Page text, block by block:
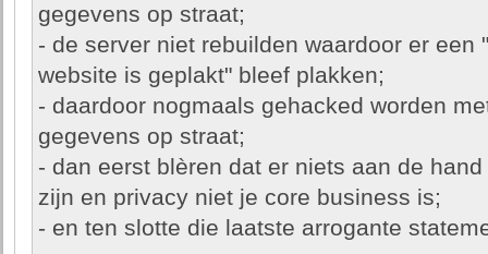
gegevens op straat;
- de server niet rebuilden waardoor er een
website is geplakt" bleef plakken;
- daardoor nogmaals gehacked worden
gegevens op straat;
- dan eerst blèren dat er niets aan de
zijn en privacy niet je core business is;
- en ten slotte die laatste arrogante